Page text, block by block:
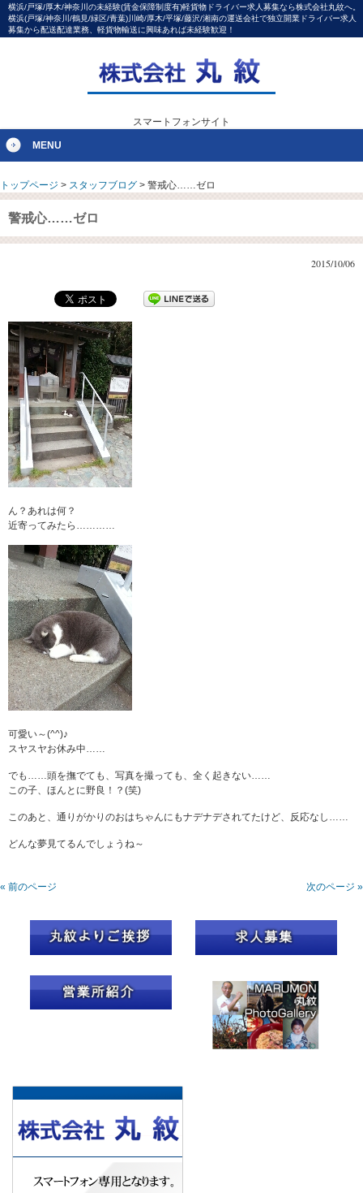
横浜/戸塚/厚木/神奈川の未経験(賃金保障制度有)軽貨物ドライバー求人募集なら株式会社丸紋へ。
横浜(戸塚/神奈川/鶴見/緑区/青葉)川崎/厚木/平塚/藤沢/湘南の運送会社で独立開業ドライバー求人
募集から配送配達業務、軽貨物輸送に興味あれば未経験歓迎！
スマートフォンサイト
MENU
トップページ > スタッフブログ > 警戒心……ゼロ
警戒心……ゼロ
2015/10/06
ん？あれは何？
近寄ってみたら…………
可愛い～(^^)♪
スヤスヤお休み中……
でも……頭を撫でても、写真を撮っても、全く起きない……
この子、ほんとに野良！？(笑)
このあと、通りがかりのおはちゃんにもナデナデされてたけど、反応なし……
どんな夢見てるんでしょうね～
« 前のページ 次のページ »